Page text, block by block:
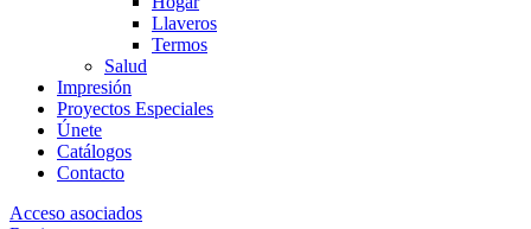
Llaveros
Termos
Salud
Impresión
Proyectos Especiales
Únete
Catálogos
Contacto
Acceso asociados